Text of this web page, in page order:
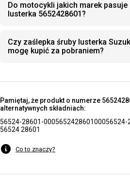
Do motocykli jakich marek pasuje
lusterka 5652428601?
Czy zaślepka śruby lusterka
mogę kupić za pobraniem?
Pamiętaj, że produkt o numerze
alternatywnych składniach:
56524-28601-000565242860100056524-
56524 28601
Co to znaczy?